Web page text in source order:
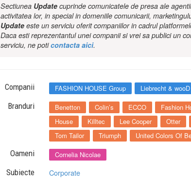
Sectiunea Update cuprinde comunicatele de presa ale
activitatea lor, in special in domeniile comunicarii,
Update este un serviciu oferit companiilor in cadrul
Daca esti reprezentantul unei companii si vrei sa publici un
serviciu, ne poticontacta aici.
Companii FASHION HOUSE Group Liebrecht &
Branduri Benetton Colin’s ECCO Fashion
House
Killtec Lee Cooper Otter
Tom Tailor
Triumph United Colors Of
Oameni Cornelia Nicolae
Subiecte Corporate